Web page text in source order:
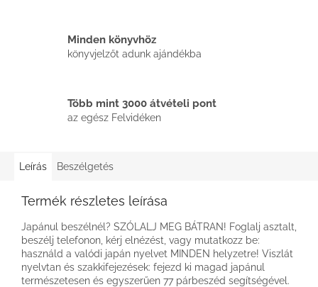
Minden könyvhöz
könyvjelzőt adunk ajándékba
Több mint 3000 átvételi pont
az egész Felvidéken
Leírás Beszélgetés
Termék részletes leírása
Japánul beszélnél? SZÓLALJ MEG BÁTRAN! Foglalj asztalt,
beszélj telefonon, kérj elnézést, vagy mutatkozz be:
használd a valódi japán nyelvet MINDEN helyzetre! Viszlát
nyelvtan és szakkifejezések: fejezd ki magad japánul
természetesen és egyszerűen 77 párbeszéd segítségével.